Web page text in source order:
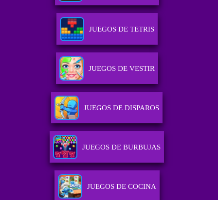
JUEGOS DE TETRIS
JUEGOS DE VESTIR
JUEGOS DE DISPAROS
JUEGOS DE BURBUJAS
JUEGOS DE COCINA